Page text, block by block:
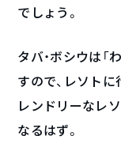
でしょう。
タバ・ボシウは「
すので、レソト
レンドリーなレ
なるはず。